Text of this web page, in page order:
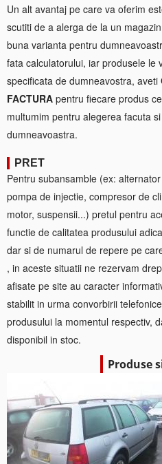
Un alt avantaj pe care va oferim
scutiti de a alerga de la un
buna varianta pentru
fata calculatorului, iar produsele le
specificata de dumneavostra, aveti
FACTURA pentru fiecare produs
multumim pentru alegerea facuta
dumneavoastra.
PRET
Pentru subansamble (ex:
pompa de injectie, compresor de
motor, suspensii...) pretul pentru
functie de calitatea produsului
dar si de numarul de repere pe
, in aceste situatii ne rezervam
afisate pe site au caracter
stabilit in urma convorbirii
produsului la momentul respectiv,
disponibil in stoc.
Produse